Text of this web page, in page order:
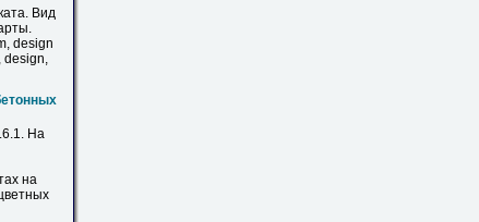
. Вид
design
design,
На
на